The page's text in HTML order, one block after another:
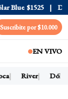
$1525 Dólar
Suscribite por $10.000
EN VIVO
River Dólar